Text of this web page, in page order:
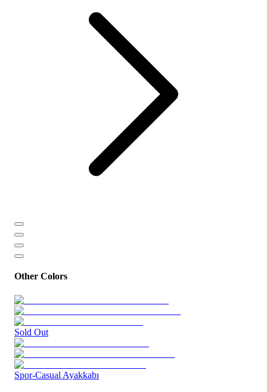
Other Colors
Sold Out
Spor-Casual Ayakkabı